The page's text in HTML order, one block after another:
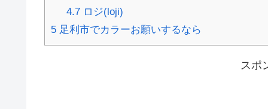
4.7ロジ(loji)
5 足利市でカラーお願いするなら
スポ